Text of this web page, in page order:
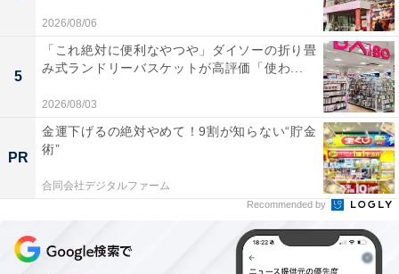
2026/08/06
5
「これ絶対に便利なやつや」ダイソーの折り畳
み式ランドリーバスケットが高評価「使わ...
2026/08/03
PR
金運下げるの絶対やめて！9割が知らない“貯金
術”
合同会社デジタルファーム
Recommended by